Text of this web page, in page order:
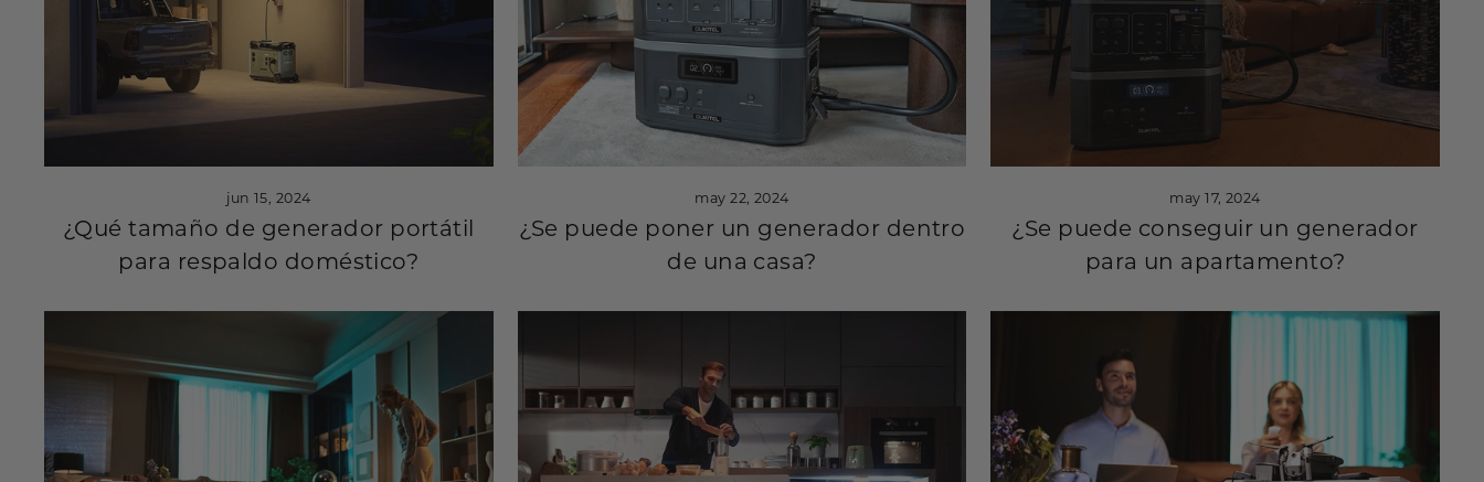
jun 15, 2024
¿Qué tamaño de generador portátil
para respaldo doméstico?
may 22, 2024
¿Se puede poner un generador dentro
de una casa?
may 17, 2024
¿Se puede conseguir un generador
para un apartamento?